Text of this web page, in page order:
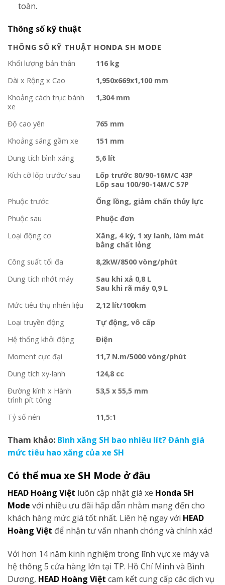
toàn.
Thông số kỹ thuật
THÔNG SỐ KỸ THUẬT HONDA SH MODE
Khối lượng bản thân
116 kg
Dài x Rộng x Cao
1,950x669x1,100 mm
Khoảng cách trục bánh
xe
1,304 mm
Độ cao yên
765 mm
Khoảng sáng gầm xe
151 mm
Dung tích bình xăng
5,6 lít
Kích cỡ lốp trước/ sau
Lốp trước 80/90-16M/C 43P
Lốp sau 100/90-14M/C 57P
Phuộc trước
Ống lồng, giảm chấn thủy lực
Phuộc sau
Phuộc đơn
Loại động cơ
Xăng, 4 kỳ, 1 xy lanh, làm mát
bằng chất lỏng
Công suất tối đa
8,2kW/8500 vòng/phút
Dung tích nhớt máy
Sau khi xả 0,8 L
Sau khi rã máy 0,9 L
Mức tiêu thụ nhiên liệu
2,12 lít/100km
Loại truyền động
Tự động, vô cấp
Hệ thống khởi động
Điện
Moment cực đại
11,7 N.m/5000 vòng/phút
Dung tích xy-lanh
124,8 cc
Đường kính x Hành
trình pít tông
53,5 x 55,5 mm
Tỷ số nén 11,5:1
Tham khảo: Bình xăng SH bao nhiêu lít? Đánh giá
mức tiêu hao xăng của xe SH
Có thể mua xe SH Mode ở đâu
HEAD Hoàng Việt luôn cập nhật giá xe Honda SH
Mode với nhiều ưu đãi hấp dẫn nhằm mang đến cho
khách hàng mức giá tốt nhất. Liên hệ ngay với HEAD
Hoàng Việt để nhận tư vấn nhanh chóng và chính xác!
Với hơn 14 năm kinh nghiệm trong lĩnh vực xe máy và
hệ thống 5 cửa hàng lớn tại TP. Hồ Chí Minh và Bình
Dương, HEAD Hoàng Việt cam kết cung cấp các dịch vụ